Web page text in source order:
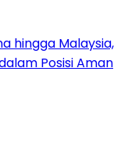
hingga Malaysia,
Posisi Aman